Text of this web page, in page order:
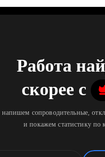
Работа
скорее c
сопроводительные,
и покажем статистику по